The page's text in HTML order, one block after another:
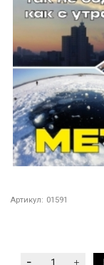
Артикул: 01591